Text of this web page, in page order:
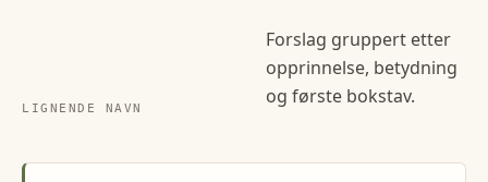
LIGNENDE NAVN
Forslag gruppert etter
opprinnelse, betydning
og første bokstav.